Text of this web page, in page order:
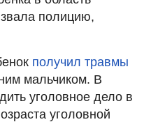
полицию,
получил травмы
мальчиком. В
уголовное дело в
уголовной